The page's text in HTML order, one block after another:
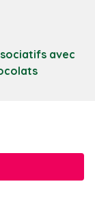
avec